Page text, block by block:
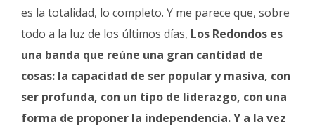
es la totalidad, lo completo. Y me parece que, sobre
todo a la luz de los últimos días, Los Redondos es
una banda que reúne una gran cantidad de
cosas: la capacidad de ser popular y masiva, con
ser profunda, con un tipo de liderazgo, con una
forma de proponer la independencia. Y a la vez